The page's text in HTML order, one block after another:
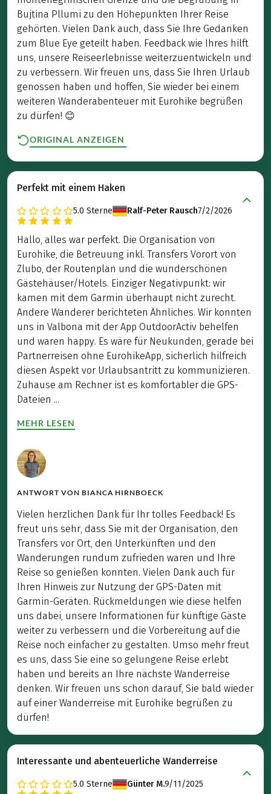
Bujtina Pllumi zu den Höhepunkten Ihrer Reise
gehörten. Vielen Dank auch, dass Sie Ihre Gedanken
zum Blue Eye geteilt haben. Feedback wie Ihres hilft
uns, unsere Reiseerlebnisse weiterzuentwickeln und
zu verbessern. Wir freuen uns, dass Sie Ihren Urlaub
genossen haben und hoffen, Sie wieder bei einem
weiteren Wanderabenteuer mit Eurohike begrüßen
zu dürfen! 😊
ORIGINAL ANZEIGEN
Perfekt mit einem Haken
5.0 Sterne Ralf-Peter Rausch7/2/2026
Hallo, alles war perfekt. Die Organisation von
Eurohike, die Betreuung inkl. Transfers Vorort von
Zlubo, der Routenplan und die wunderschönen
Gästehäuser/Hotels. Einziger Negativpunkt: wir
kamen mit dem Garmin überhaupt nicht zurecht.
Andere Wanderer berichteten Ähnliches. Wir konnten
uns in Valbona mit der App OutdoorActiv behelfen
und waren happy. Es wäre für Neukunden, gerade bei
Partnerreisen ohne EurohikeApp, sicherlich hilfreich
diesen Aspekt vor Urlaubsantritt zu kommunizieren.
Zuhause am Rechner ist es komfortabler die GPS-
Dateien ...
MEHR LESEN
ANTWORT VON BIANCA HIRNBOECK
Vielen herzlichen Dank für Ihr tolles Feedback! Es
freut uns sehr, dass Sie mit der Organisation, den
Transfers vor Ort, den Unterkünften und den
Wanderungen rundum zufrieden waren und Ihre
Reise so genießen konnten. Vielen Dank auch für
Ihren Hinweis zur Nutzung der GPS-Daten mit
Garmin-Geräten. Rückmeldungen wie diese helfen
uns dabei, unsere Informationen für künftige Gäste
weiter zu verbessern und die Vorbereitung auf die
Reise noch einfacher zu gestalten. Umso mehr freut
es uns, dass Sie eine so gelungene Reise erlebt
haben und bereits an Ihre nächste Wanderreise
denken. Wir freuen uns schon darauf, Sie bald wieder
auf einer Wanderreise mit Eurohike begrüßen zu
dürfen!
Interessante und abenteuerliche Wanderreise
5.0 Sterne Günter M.9/11/2025